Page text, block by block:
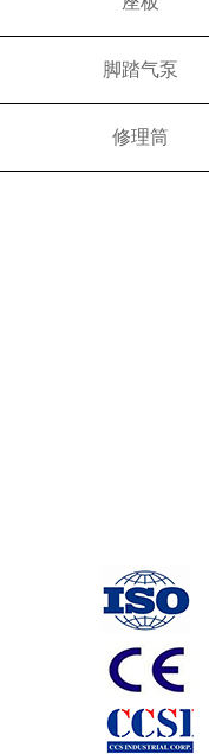
脚踏气泵
修理筒